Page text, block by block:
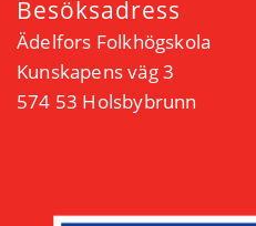
Besöksadress
Ädelfors Folkhögskola
Kunskapens väg 3
574 53 Holsbybrunn